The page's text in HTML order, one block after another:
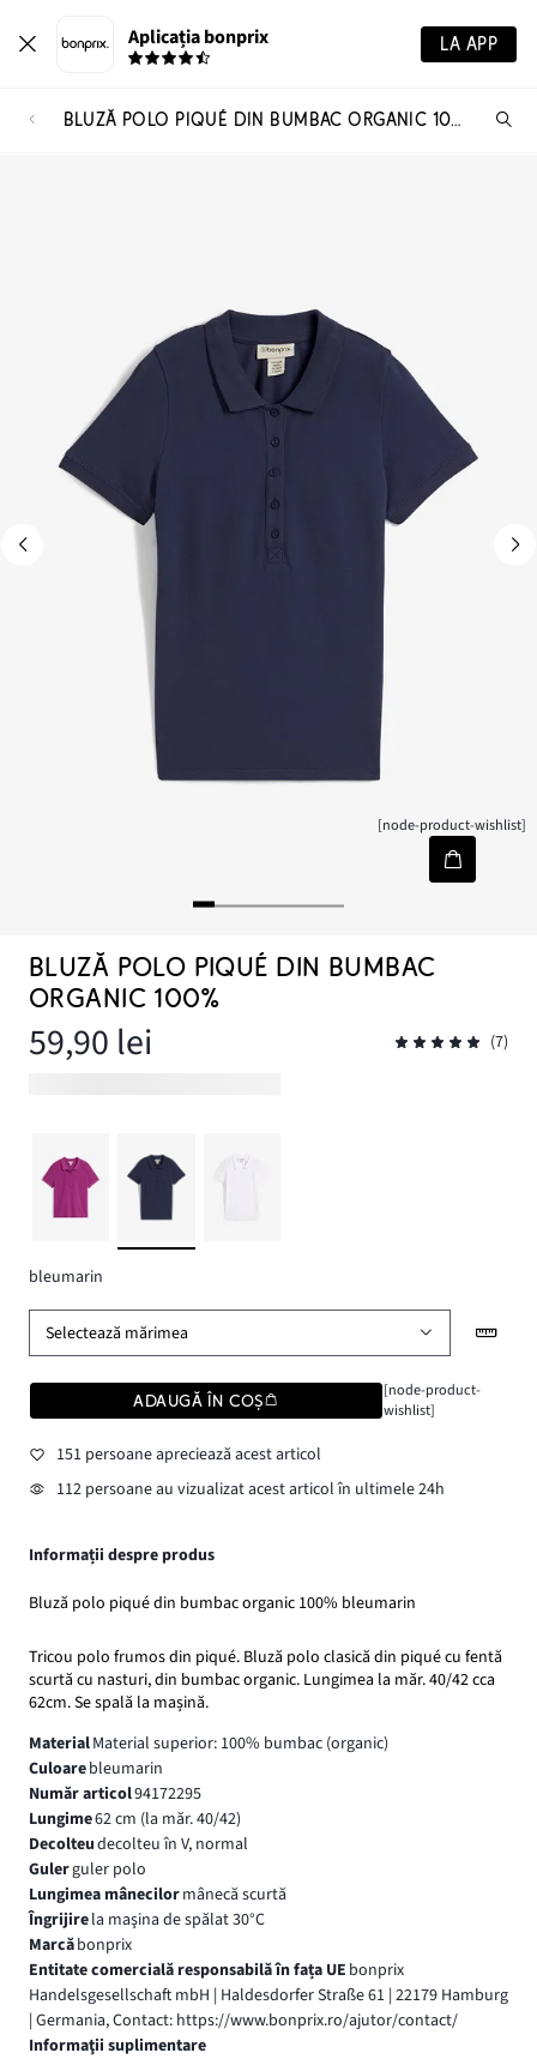
Aplicația bonprix LA APP
BLUZĂ POLO PIQUÉ DIN BUMBAC ORGANIC 100%
[node-product-wishlist]
BLUZĂ POLO PIQUÉ DIN BUMBAC
ORGANIC 100%
59,90 lei (7)
bleumarin
Selectează mărimea
ADAUGĂ ÎN COȘ
[node-product-
wishlist]
151 persoane apreciează acest articol
112 persoane au vizualizat acest articol în ultimele 24h
Informații despre produs
Bluză polo piqué din bumbac organic 100% bleumarin
Tricou polo frumos din piqué. Bluză polo clasică din piqué cu fentă
scurtă cu nasturi, din bumbac organic. Lungimea la măr. 40/42 cca
62cm. Se spală la mașină.
MaterialMaterial superior: 100% bumbac (organic)
Culoarebleumarin
Număr articol94172295
Lungime62 cm (la măr. 40/42)
Decolteudecolteu în V, normal
Gulerguler polo
Lungimea mânecilormânecă scurtă
Îngrijirela maşina de spălat 30°C
Marcăbonprix
Entitate comercială responsabilă în fața UE bonprix
Handelsgesellschaft mbH | Haldesdorfer Straße 61 | 22179 Hamburg
| Germania, Contact: https://www.bonprix.ro/ajutor/contact/
Informaţii suplimentare